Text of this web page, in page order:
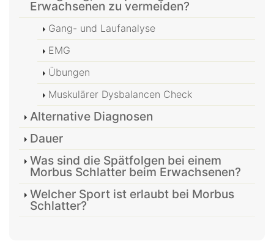
Erwachsenen zu vermeiden?
Gang- und Laufanalyse
EMG
Übungen
Muskulärer Dysbalancen Check
Alternative Diagnosen
Dauer
Was sind die Spätfolgen bei einem
Morbus Schlatter beim Erwachsenen?
Welcher Sport ist erlaubt bei Morbus
Schlatter?